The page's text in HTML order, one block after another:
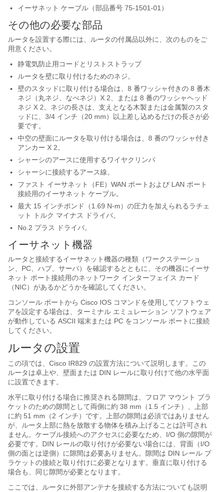
イーサネット ケーブル（部品番号 75-1501-01）
その他の必要な部品
ルータを設置する際には、ルータの付属品以外に、次のものをご
用意ください。
静電気防止用コードとリストストラップ
ルータを壁に取り付けるためのネジ。
壁のスタッドに取り付ける場合は、8 番ワッシャ付きの 8 番木
ネジ（丸ネジ、なべネジ）X 2、または 8 番のワッシャヘッド
ネジ X 2。ネジの長さは、支えとなる木製または金属製のスタ
ッドに、3/4 インチ（20 mm）以上差し込めるだけの長さが必
要です。
中空の壁面にルータを取り付ける場合は、8 番のワッシャ付き
アンカー X 2。
シャーシのアースに使用するワイヤクリンパ
シャーシに接続するアース線。
ファスト イーサネット（FE）WAN ポートおよび LAN ポート
接続用のイーサネット ケーブル。
最大 15 インチポンド（1.69 N-m）の圧力を加えられるラチェ
ット トルク マイナス ドライバ。
No.2 プラス ドライバ。
イーサネット機器
ルータと接続するイーサネット機器の種類（ワークステーショ
ン、PC、ハブ、サーバ）を確認するとともに、その機器にイーサ
ネット ポート接続用のネットワーク インターフェイス カード
（NIC）があるかどうかを確認してください。
コンソール ポートから Cisco IOS コマンドを使用してソフトウェ
アを設定する場合は、ターミナル エミュレーション ソフトウェア
が動作している ASCII 端末または PC をコンソール ポートに接続
してください。
ルータの設置
この項では、Cisco IR829 の設置方法について説明します。この
ルータは卓上や、壁面または DIN レールに取り付けて他の水平面
に設置できます。
水平に取り付ける場合に推奨される隙間は、フロア マウント ブラ
ケットのための隙間として両側に約 38 mm（1.5 インチ）、上部
に約 51 mm（2 インチ）です。上部の隙間は必須ではありません
が、ルータ上部に熱を放散する物体を積み上げることは許可され
ません。ケーブル接続へのアクセスに必要なため、I/O 側の隙間が
必要です。DIN レールの取り付けが必要ない場合には、背面（I/O
側の面とは逆側）に隙間は必要ありません。隙間は DIN レール ブ
ラケットの接続と取り付けに必要となります。垂直に取り付ける
場合も、同じ隙間が必要となります。
ここでは、ルータに外部アンテナを接続する方法についても説明